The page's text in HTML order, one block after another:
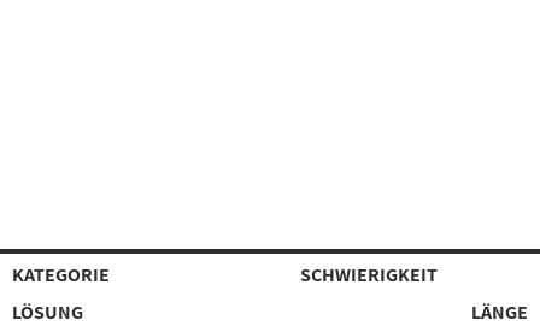
KATEGORIE
SCHWIERIGKEIT
LÖSUNG
LÄNGE